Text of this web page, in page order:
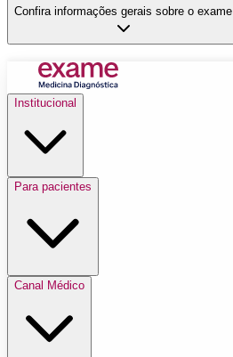
Confira informações gerais sobre o exame
Institucional
Para pacientes
Canal Médico